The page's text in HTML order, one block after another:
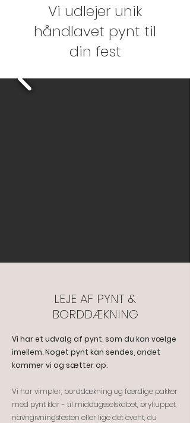
Vi udlejer unik
håndlavet pynt til
din fest
LEJE AF PYNT &
BORDDÆKNING
Vi har et udvalg af pynt, som du kan vælge
imellem. Noget pynt kan sendes, andet
kommer vi og sætter op.
Vi har vimpler, borddækning og færdige pakker
med pynt klar - til middagsselskabet, brylluppet,
navngivningsfesten eller lige det event, du